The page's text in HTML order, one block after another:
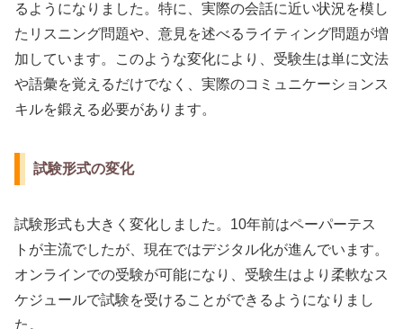
るようになりました。特に、実際の会話に近い状況を模し
たリスニング問題や、意見を述べるライティング問題が増
加しています。このような変化により、受験生は単に文法
や語彙を覚えるだけでなく、実際のコミュニケーションス
キルを鍛える必要があります。
試験形式の変化
試験形式も大きく変化しました。10年前はペーパーテス
トが主流でしたが、現在ではデジタル化が進んでいます。
オンラインでの受験が可能になり、受験生はより柔軟なス
ケジュールで試験を受けることができるようになりまし
た。